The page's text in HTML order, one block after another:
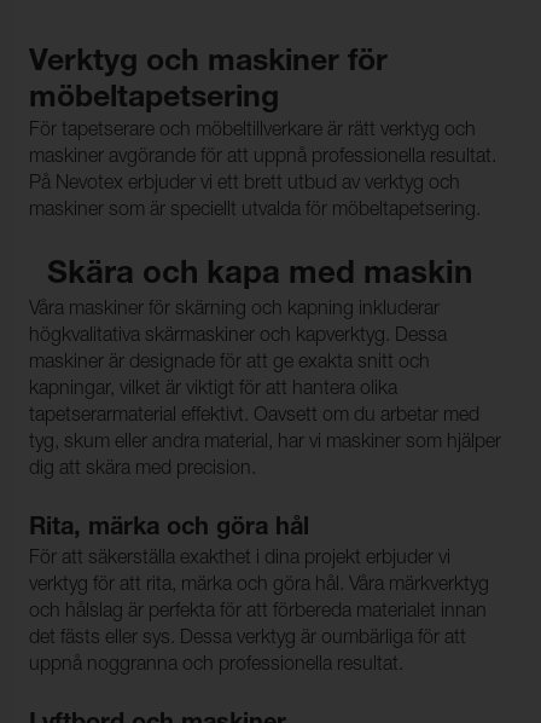
Verktyg och maskiner för
möbeltapetsering
För tapetserare och möbeltillverkare är rätt verktyg och
maskiner avgörande för att uppnå professionella resultat.
På Nevotex erbjuder vi ett brett utbud av verktyg och
maskiner som är speciellt utvalda för möbeltapetsering.
Skära och kapa med maskin
Våra maskiner för skärning och kapning inkluderar
högkvalitativa skärmaskiner och kapverktyg. Dessa
maskiner är designade för att ge exakta snitt och
kapningar, vilket är viktigt för att hantera olika
tapetserarmaterial effektivt. Oavsett om du arbetar med
tyg, skum eller andra material, har vi maskiner som hjälper
dig att skära med precision.
Rita, märka och göra hål
För att säkerställa exakthet i dina projekt erbjuder vi
verktyg för att rita, märka och göra hål. Våra märkverktyg
och hålslag är perfekta för att förbereda materialet innan
det fästs eller sys. Dessa verktyg är oumbärliga för att
uppnå noggranna och professionella resultat.